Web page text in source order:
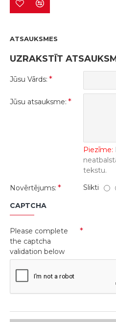
ATSAUKSMES
UZRAKSTĪT
Jūsu Vārds:
Jūsu atsauksme:
Piezīme:
tekstu.
Novērtējums:
Slikti
CAPTCHA
Please complete
the captcha
validation below